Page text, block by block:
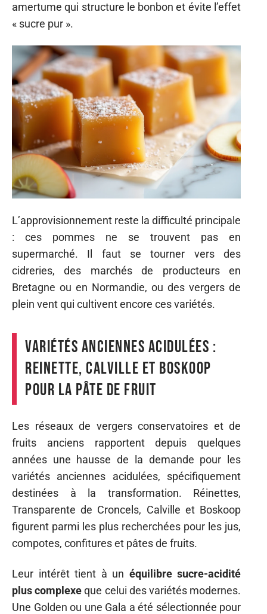
amertume qui structure le bonbon et évite l’effet
« sucre pur ».
L’approvisionnement reste la difficulté principale
: ces pommes ne se trouvent pas en
supermarché. Il faut se tourner vers des
cidreries, des marchés de producteurs en
Bretagne ou en Normandie, ou des vergers de
plein vent qui cultivent encore ces variétés.
Variétés anciennes acidulées :
Reinette, Calville et Boskoop
pour la pâte de fruit
Les réseaux de vergers conservatoires et de
fruits anciens rapportent depuis quelques
années une hausse de la demande pour les
variétés anciennes acidulées, spécifiquement
destinées à la transformation. Réinettes,
Transparente de Croncels, Calville et Boskoop
figurent parmi les plus recherchées pour les jus,
compotes, confitures et pâtes de fruits.
Leur intérêt tient à un équilibre sucre-acidité
plus complexeque celui des variétés modernes.
Une Golden ou une Gala a été sélectionnée pour